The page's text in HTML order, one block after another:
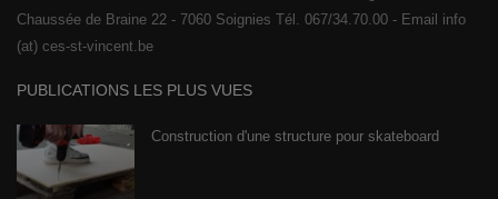
Chaussée de Braine 22 - 7060 Soignies Tél. 067/34.70.00 - Email info
(at) ces-st-vincent.be
PUBLICATIONS LES PLUS VUES
Construction d'une structure pour skateboard